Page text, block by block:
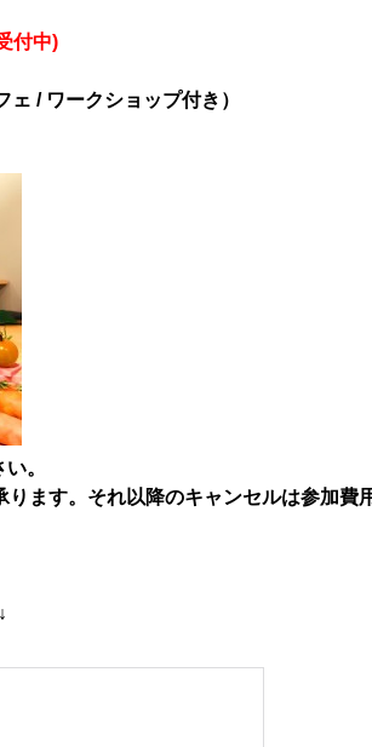
付中)
/ ワークショップ付き）
。
ます。それ以降のキャンセルは参加費